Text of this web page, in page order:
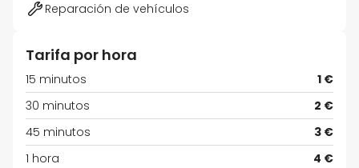
Reparación de vehículos
Tarifa por hora
15 minutos
1 €
30 minutos
2 €
45 minutos
3 €
1 hora
4 €